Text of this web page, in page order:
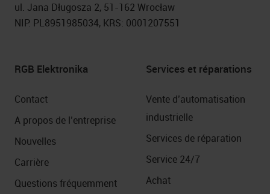
ul. Jana Długosza 2, 51-162 Wrocław
NIP: PL8951985034, KRS: 0001207551
RGB Elektronika
Contact
A propos de l’entreprise
Nouvelles
Carrière
Questions fréquemment
Services et réparations
Vente d’automatisation
industrielle
Services de réparation
Service 24/7
Achat